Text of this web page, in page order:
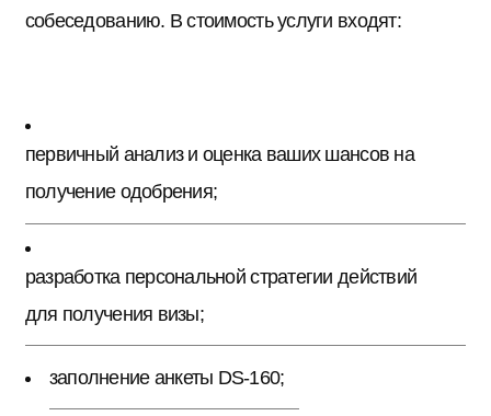
собеседованию. В стоимость услуги входят:
первичный анализ и оценка ваших шансов на
получение одобрения;
разработка персональной стратегии действий
для получения визы;
заполнение анкеты DS-160;